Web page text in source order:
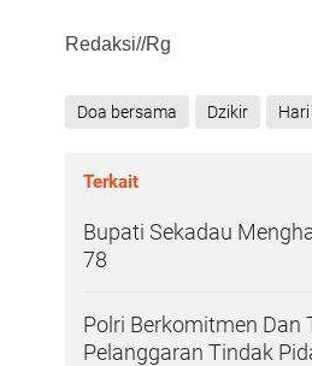
Redaksi//Rg
Doa bersama Dzikir
Terkait
Bupati Sekadau
78
Polri Berkomitmen Dan
Pelanggaran Tindak